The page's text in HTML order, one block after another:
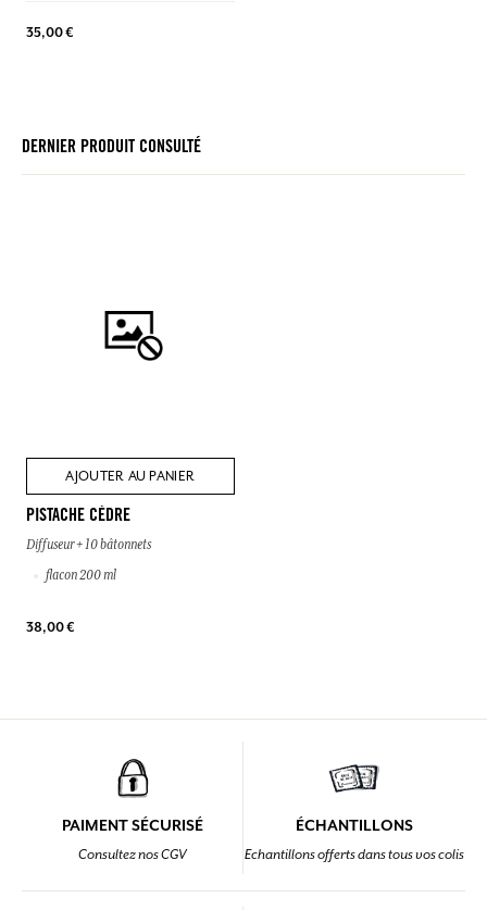
35,00 €
DERNIER PRODUIT CONSULTÉ
AJOUTER AU PANIER
PISTACHE CÈDRE
Diffuseur + 10 bâtonnets
flacon 200 ml
38,00 €
PAIMENT SÉCURISÉ
Consultez nos CGV
ÉCHANTILLONS
Echantillons offerts dans tous vos colis